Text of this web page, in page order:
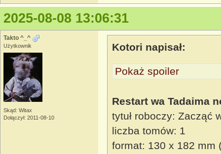
2025-08-08 13:06:31
Takto ^_^
Użytkownik
Skąd: Witax
Dołączył: 2011-08-10
Kotori napisał:
Pokaż spoiler
Restart wa Tadaima
tytuł roboczy: Zacząć
liczba tomów: 1
format: 130 x 182 mm